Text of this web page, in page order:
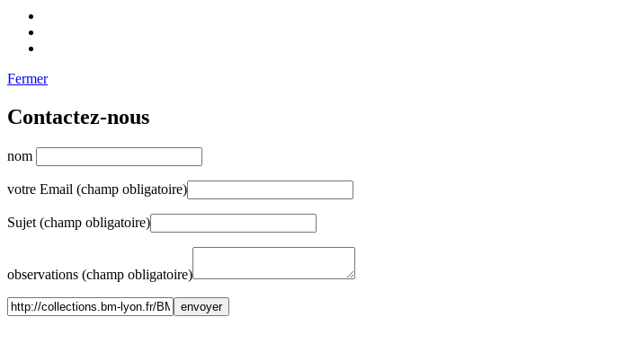
Fermer
Contactez-nous
nom
votre Email (champ obligatoire)
Sujet (champ obligatoire)
observations (champ obligatoire)